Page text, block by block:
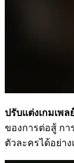
ปรับแต่งเกมเพ
ของการต่อสู้ กา
ตัวละครได้อย่า